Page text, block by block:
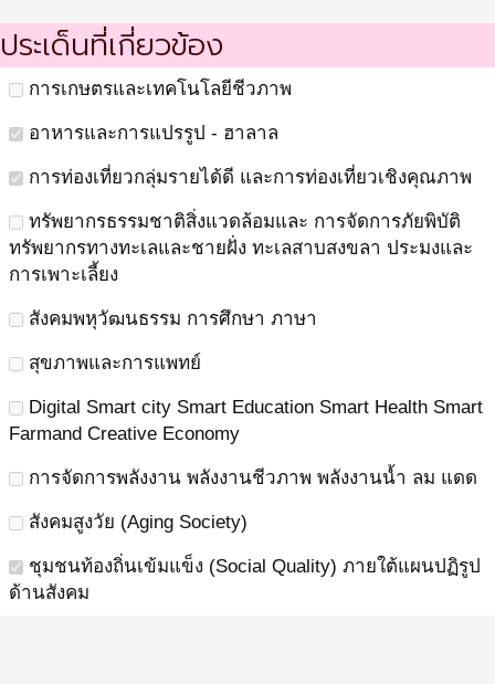
ประเด็นที่เกี่ยวข้อง
การเกษตรและเทคโนโลยีชีวภาพ
อาหารและการแปรรูป - ฮาลาล
การท่องเที่ยวกลุ่มรายได้ดี และการท่องเที่ยวเชิงคุณภาพ
ทรัพยากรธรรมชาติสิ่งแวดล้อมและ การจัดการภัยพิบัติ
ทรัพยากรทางทะเลและชายฝั่ง ทะเลสาบสงขลา ประมงและ
การเพาะเลี้ยง
สังคมพหุวัฒนธรรม การศึกษา ภาษา
สุขภาพและการแพทย์
Digital Smart city Smart Education Smart Health Smart
Farmand Creative Economy
การจัดการพลังงาน พลังงานชีวภาพ พลังงานน้ำ ลม แดด
สังคมสูงวัย (Aging Society)
ชุมชนท้องถิ่นเข้มแข็ง (Social Quality) ภายใต้แผนปฏิรูป
ด้านสังคม